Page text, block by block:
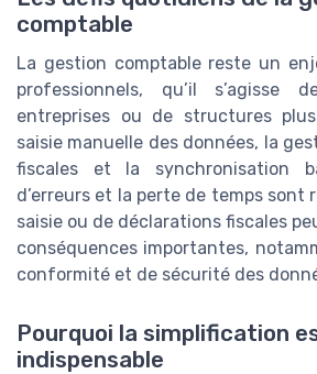
comptable
La gestion comptable reste un
professionnels, qu’il s’agisse
entreprises ou de structures
saisie manuelle des données, la
fiscales et la synchronisation
d’erreurs et la perte de temps sont
saisie ou de déclarations fiscales
conséquences importantes,
conformité et de sécurité des
Pourquoi la simplification
indispensable